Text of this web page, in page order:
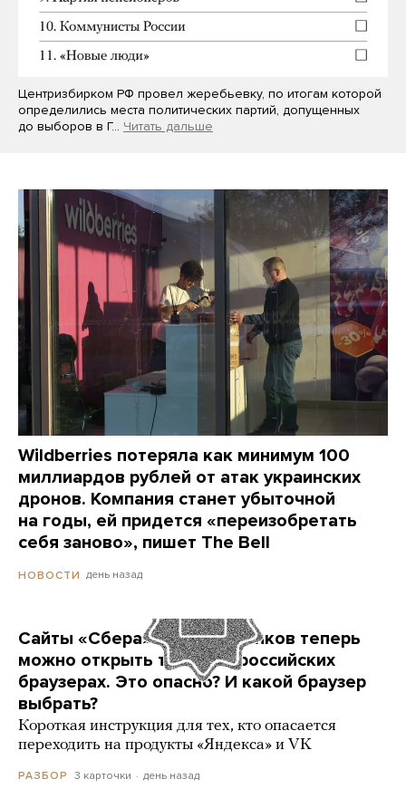
Центризбирком РФ провел жеребьевку, по итогам которой
определились места политических партий, допущенных
до выборов в Г… Читать дальше
Wildberries потеряла как минимум 100
миллиардов рублей от атак украинских
дронов. Компания станет убыточной
на годы, ей придется «переизобретать
себя заново», пишет The Bell
НОВОСТИ день назад
Сайты «Сбера» и других банков теперь
можно открыть только в российских
браузерах. Это опасно? И какой браузер
выбрать?
Короткая инструкция для тех, кто опасается
переходить на продукты «Яндекса» и VK
РАЗБОР 3 карточки день назад